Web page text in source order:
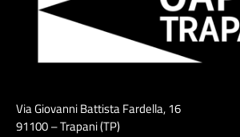
Via Giovanni Battista Fardella, 16
91100 – Trapani (TP)